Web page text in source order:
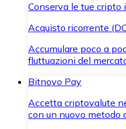
Conserva le tue
Acquisto ricorrente
Accumulare poco a
fluttuazioni del
Bitnovo Pay
Accetta criptovalute
con un nuovo metodo